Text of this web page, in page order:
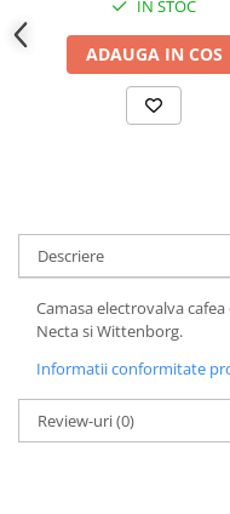
IN STOC
ADAUGA IN COS
Descriere
Camasa electrovalva
Necta si Wittenborg.
Informatii conformitate
Review-uri(0)